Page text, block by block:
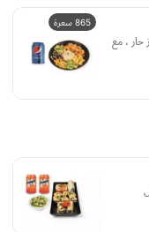
865 سعرة
حار ، مع